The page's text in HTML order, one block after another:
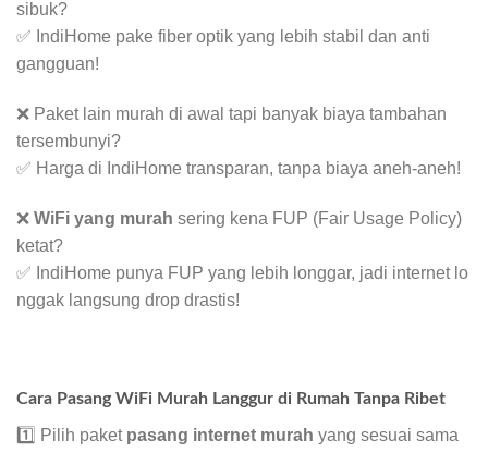
sibuk?
✅ IndiHome pake fiber optik yang lebih stabil dan anti
gangguan!
❌ Paket lain murah di awal tapi banyak biaya tambahan
tersembunyi?
✅ Harga di IndiHome transparan, tanpa biaya aneh-aneh!
❌ WiFi yang murah sering kena FUP (Fair Usage Policy)
ketat?
✅ IndiHome punya FUP yang lebih longgar, jadi internet lo
nggak langsung drop drastis!
Cara Pasang WiFi Murah Langgur di Rumah Tanpa Ribet
1️⃣ Pilih paket pasang internet murah yang sesuai sama